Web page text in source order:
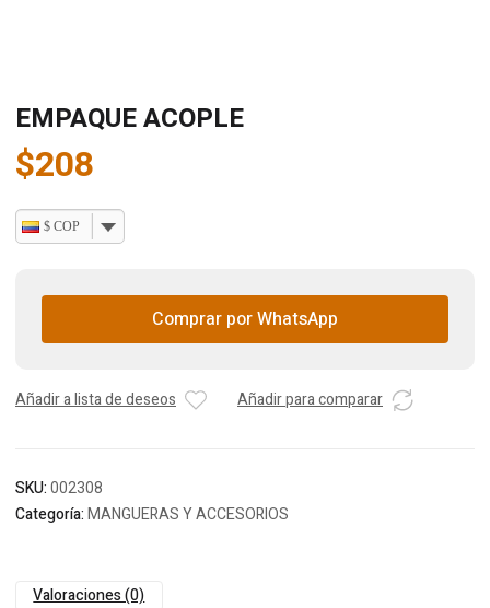
EMPAQUE ACOPLE
$208
$ COP
Comprar por WhatsApp
Añadir a lista de deseos Añadir para comparar
SKU:002308
Categoría:MANGUERAS Y ACCESORIOS
Valoraciones (0)